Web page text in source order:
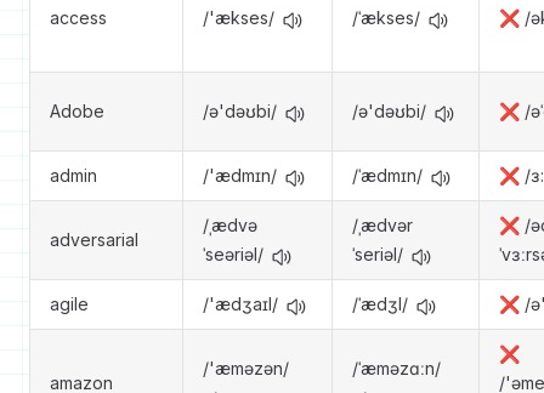
access /'ækses/ /ˈækses/ ❌ /
Adobe /ə'dəʊbi/ /ə'dəʊbi/ ❌ /
admin /'ædmɪn/ /ˈædmɪn/ ❌ /
adversarial
/ˌædvə
ˈseəriəl/
/ˌædvər
ˈseriəl/
❌ /
agile /'ædʒaɪl/ /ˈædʒl/ ❌ /
amazon
/'æməzən/ /ˈæməzɑːn/
❌
/